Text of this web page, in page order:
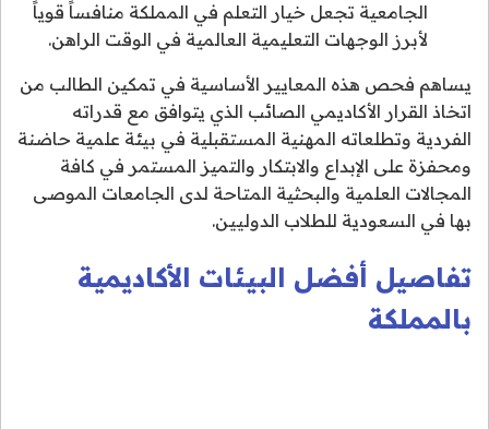
الجامعية تجعل خيار التعلم في المملكة منافساً قوياً
لأبرز الوجهات التعليمية العالمية في الوقت الراهن.
يساهم فحص هذه المعايير الأساسية في تمكين الطالب من
اتخاذ القرار الأكاديمي الصائب الذي يتوافق مع قدراته
الفردية وتطلعاته المهنية المستقبلية في بيئة علمية حاضنة
ومحفزة على الإبداع والابتكار والتميز المستمر في كافة
المجالات العلمية والبحثية المتاحة لدى الجامعات الموصى
بها في السعودية للطلاب الدوليين.
تفاصيل أفضل البيئات الأكاديمية
بالمملكة